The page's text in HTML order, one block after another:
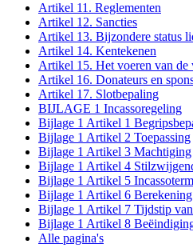
Artikel 11. Reglementen
Artikel 12. Sancties
Artikel 13. Bijzondere status
Artikel 14. Kentekenen
Artikel 15. Het voeren van
Artikel 16. Donateurs en
Artikel 17. Slotbepaling
BIJLAGE 1 Incassoregeling
Bijlage 1 Artikel 1
Bijlage 1 Artikel 2 Toepassing
Bijlage 1 Artikel 3 Machtiging
Bijlage 1 Artikel 4
Bijlage 1 Artikel 5
Bijlage 1 Artikel 6
Bijlage 1 Artikel 7 Tijdstip
Bijlage 1 Artikel 8
Alle pagina's